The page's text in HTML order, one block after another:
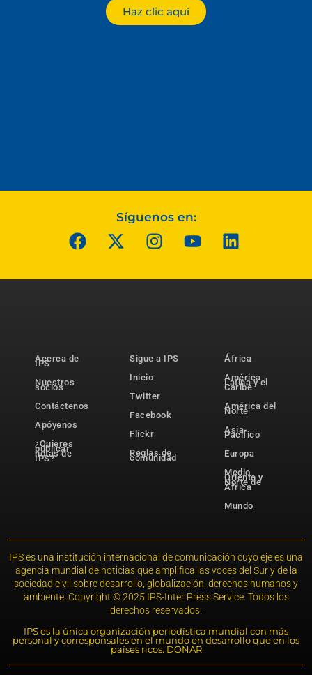
Haz clic aquí
Síguenos en:
Acerca de
IPS
Nuestros
socios
Contáctenos
Apóyenos
¿Quieres
publicar
notas de
IPS?
Sigue a IPS
Inicio
Twitter
Facebook
Flickr
Reglas de
comunidad
África
América
Latina y el
Caribe
América del
Norte
Asia-
Pacífico
Europa
Medio
Oriente y
Norte de
África
Mundo
IPS es una institución internacional de comunicación cuyo eje es una
agencia mundial de noticias que amplifica las voces del Sur y de la
sociedad civil sobre desarrollo, globalización, derechos humanos y
ambiente. Copyright © 2025 IPS-Inter Press Service. Todos los
derechos reservados.
IPS es la única organización periodística mundial con más
personal y corresponsales en el mundo en desarrollo que en los
países ricos. DONAR